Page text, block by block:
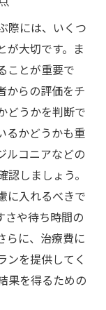
際には、いくつ
が大切です。ま
ことが重要で
からの評価をチ
どうかを判断で
るかどうかも重
ルコニアなどの
しましょう。
に入れるべきで
さや待ち時間の
らに、治療費に
ンを提供してく
果を得るための